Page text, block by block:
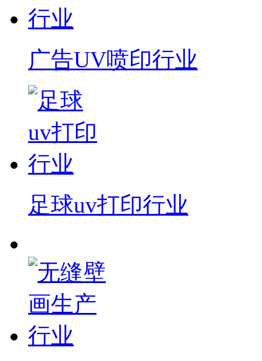
广告UV喷印行业
足球uv打印行业